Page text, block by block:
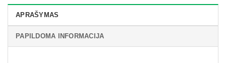
APRAŠYMAS
PAPILDOMA INFORMACIJA